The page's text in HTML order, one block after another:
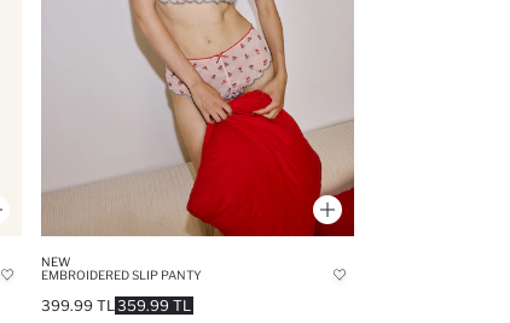
NEW
EMBROIDERED SLIP PANTY
359.99 TL
399.99 TL